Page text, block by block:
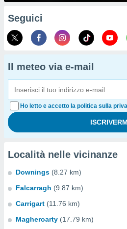
Seguici
Il meteo via e-mail
Ho letto e accetto la politica sulla
Località nelle vicinanze
Downings (8.27 km)
Falcarragh (9.87 km)
Carrigart (11.76 km)
Magheroarty (17.79 km)